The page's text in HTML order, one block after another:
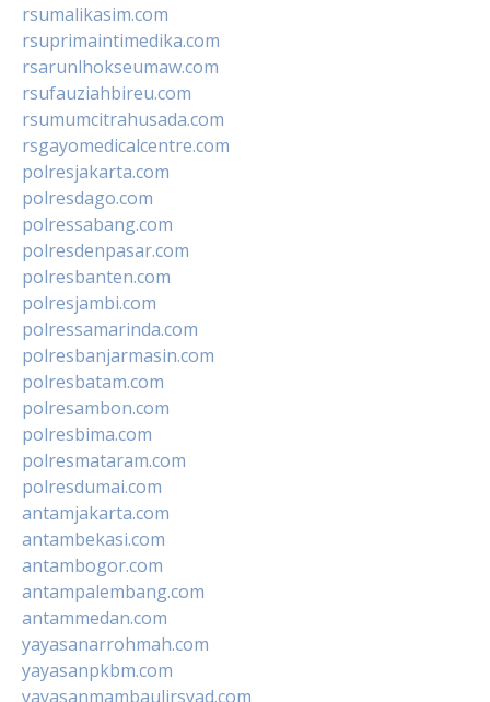
rsumalikasim.com
rsuprimaintimedika.com
rsarunlhokseumaw.com
rsufauziahbireu.com
rsumumcitrahusada.com
rsgayomedicalcentre.com
polresjakarta.com
polresdago.com
polressabang.com
polresdenpasar.com
polresbanten.com
polresjambi.com
polressamarinda.com
polresbanjarmasin.com
polresbatam.com
polresambon.com
polresbima.com
polresmataram.com
polresdumai.com
antamjakarta.com
antambekasi.com
antambogor.com
antampalembang.com
antammedan.com
yayasanarrohmah.com
yayasanpkbm.com
yayasanmambaulirsyad.com